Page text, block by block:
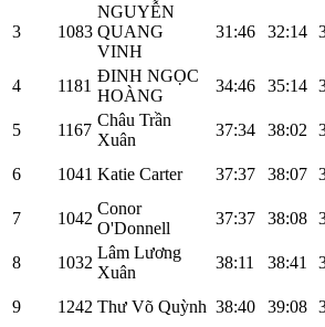
3 1083
NGUYỄN
QUANG
VINH
31:46 32:14
4 1181
ĐINH NGỌC
HOÀNG
34:46 35:14
5
1167
Châu Trần
Xuân
37:34 38:02
6
1041 Katie Carter 37:37 38:07
7
1042
Conor
O'Donnell
37:37 38:08
8
1032
Lâm Lương
Xuân
38:11 38:41
9
1242 Thư Võ Quỳnh 38:40 39:08